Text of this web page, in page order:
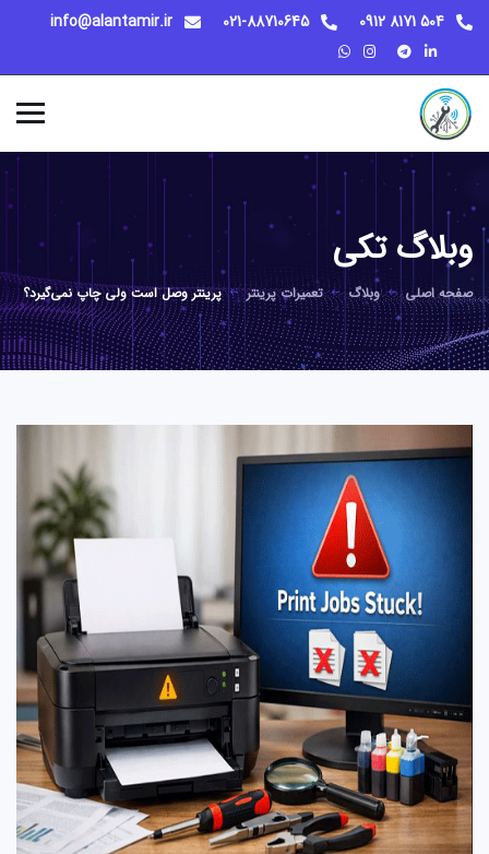
021-88710645
وبلاگ تکی
صفحه اصلی وبلاگ تعمیرات پرینتر پرینتر وصل است ولی چاپ نمی‌گیرد؟